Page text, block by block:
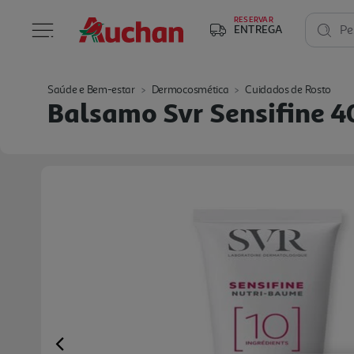
RESERVAR
ENTREGA
Saúde e Bem-estar Dermocosmética Cuidados de Rosto
Balsamo Svr Sensifine